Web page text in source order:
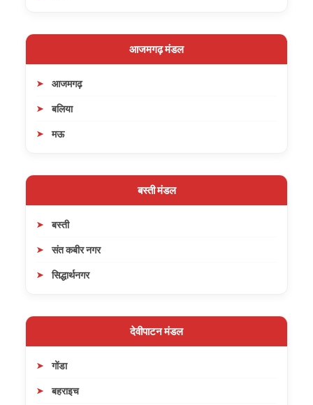
आजमगढ़ मंडल
आजमगढ़
बलिया
मऊ
बस्ती मंडल
बस्ती
संत कबीर नगर
सिद्धार्थनगर
देवीपाटन मंडल
गोंडा
बहराइच